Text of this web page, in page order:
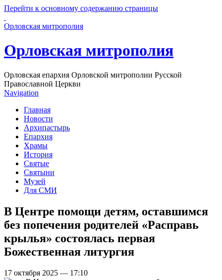
Перейти к основному содержанию страницы
Орловская митрополия
Орловская митрополия
Орловская епархия Орловской митрополии Русской
Православной Церкви
Navigation
Главная
Новости
Архипастырь
Епархия
Храмы
История
Святые
Святыни
Музей
Для СМИ
В Центре помощи детям, оставшимся
без попечения родителей «Расправь
крылья» состоялась первая
Божественная литургия
17 октября 2025 — 17:10